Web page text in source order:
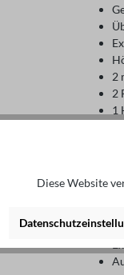
2
2
1
4
Diese Website